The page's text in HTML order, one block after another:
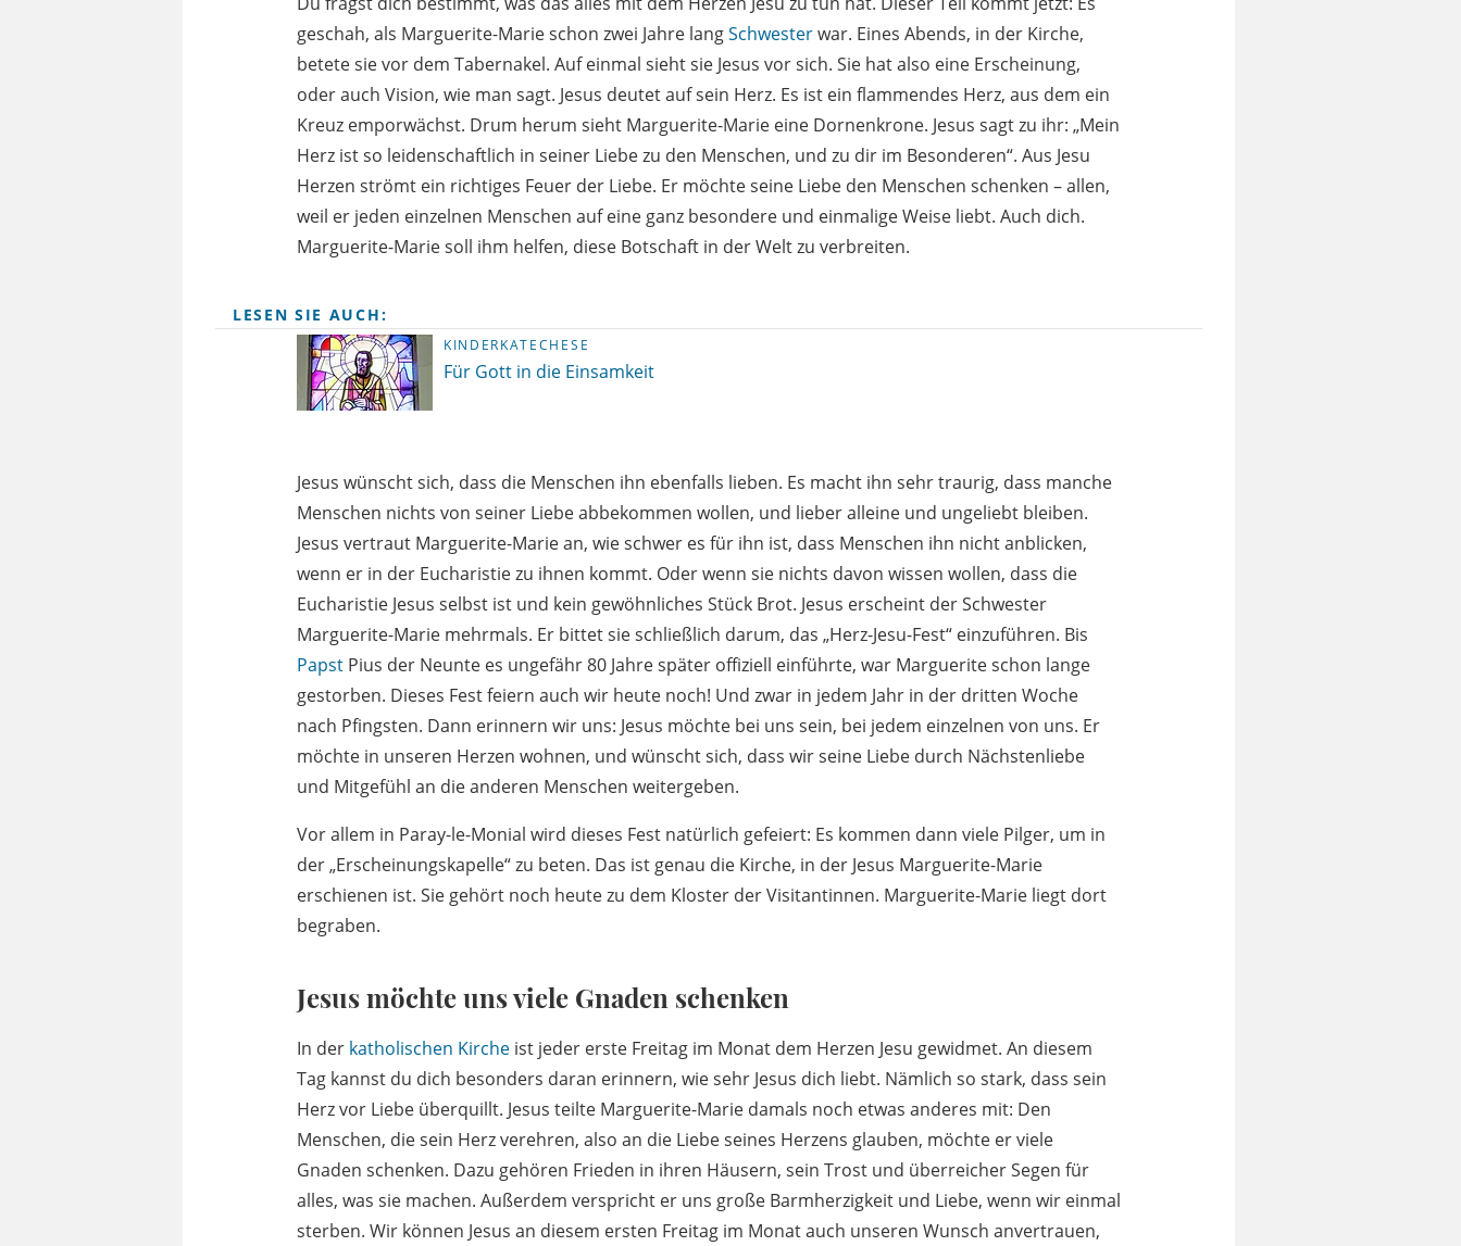
geschah, als Marguerite-Marie schon zwei Jahre langSchwesterwar. Eines Abends, in der Kirche,
betete sie vor dem Tabernakel. Auf einmal sieht sie Jesus vor sich. Sie hat also eine Erscheinung,
oder auch Vision, wie man sagt. Jesus deutet auf sein Herz. Es ist ein flammendes Herz, aus dem ein
Kreuz emporwächst. Drum herum sieht Marguerite-Marie eine Dornenkrone. Jesus sagt zu ihr: „Mein
Herz ist so leidenschaftlich in seiner Liebe zu den Menschen, und zu dir im Besonderen“. Aus Jesu
Herzen strömt ein richtiges Feuer der Liebe. Er möchte seine Liebe den Menschen schenken – allen,
weil er jeden einzelnen Menschen auf eine ganz besondere und einmalige Weise liebt. Auch dich.
Marguerite-Marie soll ihm helfen, diese Botschaft in der Welt zu verbreiten.
LESEN SIE AUCH:
KINDERKATECHESE
Für Gott in die Einsamkeit
Jesus wünscht sich, dass die Menschen ihn ebenfalls lieben. Es macht ihn sehr traurig, dass manche
Menschen nichts von seiner Liebe abbekommen wollen, und lieber alleine und ungeliebt bleiben.
Jesus vertraut Marguerite-Marie an, wie schwer es für ihn ist, dass Menschen ihn nicht anblicken,
wenn er in der Eucharistie zu ihnen kommt. Oder wenn sie nichts davon wissen wollen, dass die
Eucharistie Jesus selbst ist und kein gewöhnliches Stück Brot. Jesus erscheint der Schwester
Marguerite-Marie mehrmals. Er bittet sie schließlich darum, das „Herz-Jesu-Fest“ einzuführen. Bis
Papst Pius der Neunte es ungefähr 80 Jahre später offiziell einführte, war Marguerite schon lange
gestorben. Dieses Fest feiern auch wir heute noch! Und zwar in jedem Jahr in der dritten Woche
nach Pfingsten. Dann erinnern wir uns: Jesus möchte bei uns sein, bei jedem einzelnen von uns. Er
möchte in unseren Herzen wohnen, und wünscht sich, dass wir seine Liebe durch Nächstenliebe
und Mitgefühl an die anderen Menschen weitergeben.
Vor allem in Paray-le-Monial wird dieses Fest natürlich gefeiert: Es kommen dann viele Pilger, um in
der „Erscheinungskapelle“ zu beten. Das ist genau die Kirche, in der Jesus Marguerite-Marie
erschienen ist. Sie gehört noch heute zu dem Kloster der Visitantinnen. Marguerite-Marie liegt dort
begraben.
Jesus möchte uns viele Gnaden schenken
In der katholischen Kirche ist jeder erste Freitag im Monat dem Herzen Jesu gewidmet. An diesem
Tag kannst du dich besonders daran erinnern, wie sehr Jesus dich liebt. Nämlich so stark, dass sein
Herz vor Liebe überquillt. Jesus teilte Marguerite-Marie damals noch etwas anderes mit: Den
Menschen, die sein Herz verehren, also an die Liebe seines Herzens glauben, möchte er viele
Gnaden schenken. Dazu gehören Frieden in ihren Häusern, sein Trost und überreicher Segen für
alles, was sie machen. Außerdem verspricht er uns große Barmherzigkeit und Liebe, wenn wir einmal
sterben. Wir können Jesus an diesem ersten Freitag im Monat auch unseren Wunsch anvertrauen,